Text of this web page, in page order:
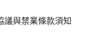
議與禁業條款須知